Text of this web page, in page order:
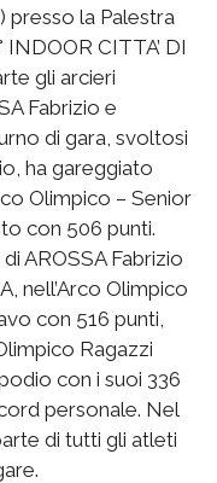
presso la Palestra
INDOOR CITTA’ DI
gli arcieri
Fabrizio e
di gara, svoltosi
ha gareggiato
Olimpico – Senior
con 506 punti.
AROSSA Fabrizio
nell’Arco Olimpico
con 516 punti,
Ragazzi
con i suoi 336
personale. Nel
di tutti gli atleti